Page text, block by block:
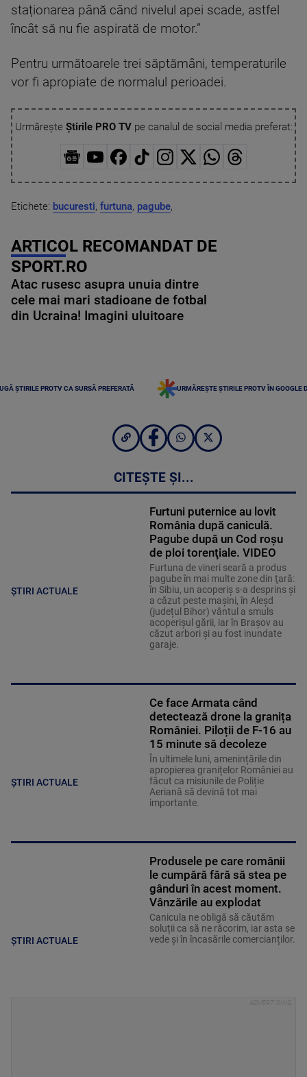
staționarea până când nivelul apei scade, astfel
încât să nu fie aspirată de motor.”
Pentru următoarele trei săptămâni, temperaturile
vor fi apropiate de normalul perioadei.
Urmărește Știrile PRO TVpe canalul de social media preferat:
Etichete: bucuresti, furtuna, pagube,
ARTICOL RECOMANDAT DE
SPORT.RO
Atac rusesc asupra unuia dintre
cele mai mari stadioane de fotbal
din Ucraina! Imagini uluitoare
ȘTIRILE PROTV CA SURSĂ PREFERATĂ URMĂREȘTE ȘTIRILE PROTV ÎN GOOGLE
CITEȘTE ȘI...
ȘTIRI ACTUALE
Furtuni puternice au lovit
România după caniculă.
Pagube după un Cod roşu
de ploi torenţiale. VIDEO
Furtuna de vineri seară a produs
pagube în mai multe zone din ţară:
în Sibiu, un acoperiş s-a desprins și
a căzut peste maşini, în Aleşd
(județul Bihor) vântul a smuls
acoperişul gării, iar în Braşov au
căzut arbori şi au fost inundate
garaje.
ȘTIRI ACTUALE
Ce face Armata când
detectează drone la granița
României. Piloții de F-16 au
15 minute să decoleze
În ultimele luni, amenințările din
apropierea granițelor României au
făcut ca misiunile de Poliție
Aeriană să devină tot mai
importante.
ȘTIRI ACTUALE
Produsele pe care românii
le cumpără fără să stea pe
gânduri în acest moment.
Vânzările au explodat
Canicula ne obligă să căutăm
soluții ca să ne răcorim, iar asta se
vede și în încasările comercianților.